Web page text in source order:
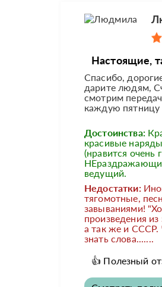
Настоящие,
Спасибо,
дарите людям,
смотрим
каждую пятницу
Достоинства:
красивые
(нравится
ведущий.
Недостатки:
тягомотные,
завываниями!
произведения
а так же и
знать слова.......
👍 Полезный